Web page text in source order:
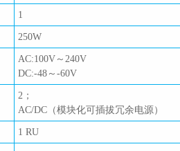
1
250W
AC:100V～240V
DC:-48～-60V
2；
AC/DC（模块化可插拔冗余电源）
1 RU